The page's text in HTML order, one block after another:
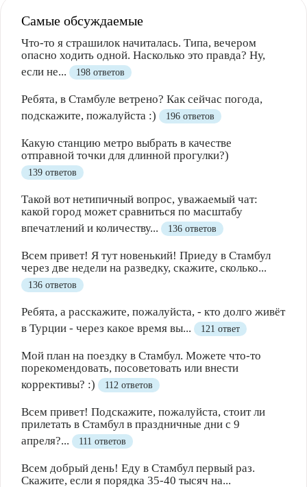
Самые обсуждаемые
Что-то я страшилок начиталась. Типа, вечером
опасно ходить одной. Насколько это правда? Ну,
если не...
198 ответов
Ребята, в Стамбуле ветрено? Как сейчас погода,
подскажите, пожалуйста :)
196 ответов
Какую станцию метро выбрать в качестве
отправной точки для длинной прогулки?)
139 ответов
Такой вот нетипичный вопрос, уважаемый чат:
какой город может сравниться по масштабу
впечатлений и количеству...
136 ответов
Всем привет! Я тут новенький! Приеду в Стамбул
через две недели на разведку, скажите, сколько...
136 ответов
Ребята, а расскажите, пожалуйста, - кто долго живёт
в Турции - через какое время вы...
121 ответ
Мой план на поездку в Стамбул. Можете что-то
порекомендовать, посоветовать или внести
коррективы? :)
112 ответов
Всем привет! Подскажите, пожалуйста, стоит ли
прилетать в Стамбул в праздничные дни с 9
апреля?...
111 ответов
Всем добрый день! Еду в Стамбул первый раз.
Скажите, если я порядка 35-40 тысяч на...